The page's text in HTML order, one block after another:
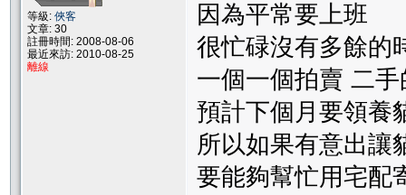
等級: 俠客
文章: 30
註冊時間: 2008-08-06
最近來訪: 2010-08-25
離線
因為平常要上班
很忙碌沒有多餘的
一個一個拍賣 二
預計下個月要領養
所以如果有意出讓
要能夠幫忙用宅配